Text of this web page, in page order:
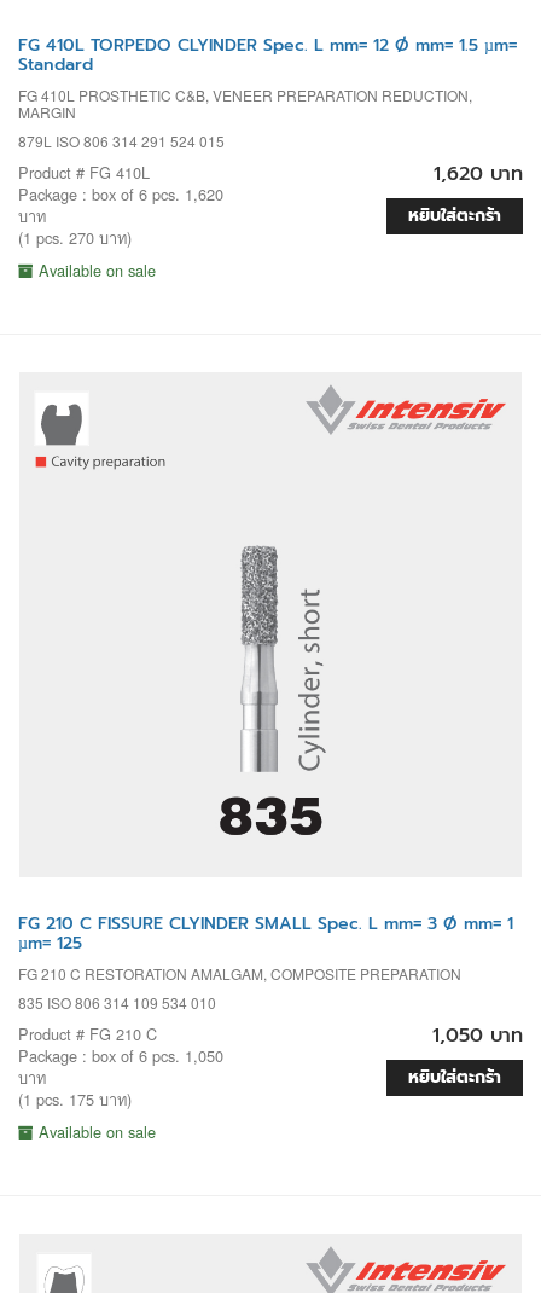
FG 410L TORPEDO CLYINDER Spec. L mm= 12 Ø mm= 1.5 µm=
Standard
FG 410L PROSTHETIC C&B, VENEER PREPARATION REDUCTION,
MARGIN
879L ISO 806 314 291 524 015
Product # FG 410L
Package : box of 6 pcs. 1,620
บาท
(1 pcs. 270 บาท)
Available on sale
1,620 บาท
หยิบใส่ตะกร้า
FG 210 C FISSURE CLYINDER SMALL Spec. L mm= 3 Ø mm= 1
µm= 125
FG 210 C RESTORATION AMALGAM, COMPOSITE PREPARATION
835 ISO 806 314 109 534 010
Product # FG 210 C
Package : box of 6 pcs. 1,050
บาท
(1 pcs. 175 บาท)
Available on sale
1,050 บาท
หยิบใส่ตะกร้า